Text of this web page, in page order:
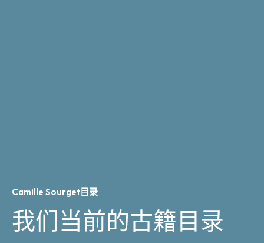
Camille Sourget目录
我们当前的古籍目录